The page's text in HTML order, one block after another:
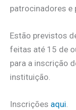
patrocinadores e
Estão previstos
feitas até 15 de
para a inscrição
instituição.
Inscrições aqui.